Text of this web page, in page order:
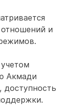
и
Акмади
доступность